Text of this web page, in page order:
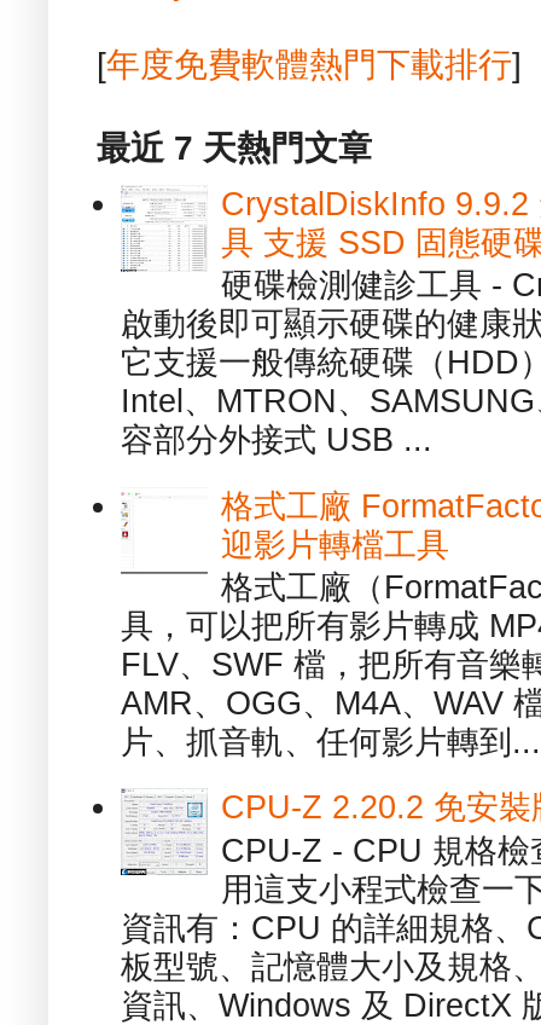
[年度免費軟體熱門下載排行]
最近 7 天熱門文章
CrystalDiskInfo 9.9.2
具 支援 SSD 固態硬
硬碟檢測健診工具 -
啟動後即可顯示硬碟的健康
它支援一般傳統硬碟（HDD
Intel、MTRON、
容部分外接式 USB ...
格式工廠
迎影片轉檔工具
格式工廠（
具，可以把所有影片轉成
FLV、SWF 檔，把所有音樂
AMR、OGG、M4A、WAV
片、抓音軌、任何影片轉到...
CPU-Z 2.20.2 免安
CPU-Z - CPU 規格
用這支小程式檢查一
資訊有：CPU 的詳細規格
板型號、記憶體大小及規格
資訊、Windows 及 DirectX